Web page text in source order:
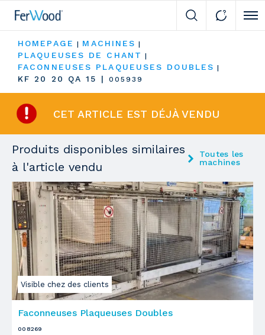
HOMEPAGE | MACHINES |
PLAQUEUSES DE CHANT |
FACONNEUSES PLAQUEUSES DOUBLES |
KF 20 20 QA 15 | 005939
CET ARTICLE EST DÉJÀ VENDU
Produits disponibles similaires
à l'article vendu
Toutes les
machines
Visible chez des clients
Faconneuses Plaqueuses Doubles
008269